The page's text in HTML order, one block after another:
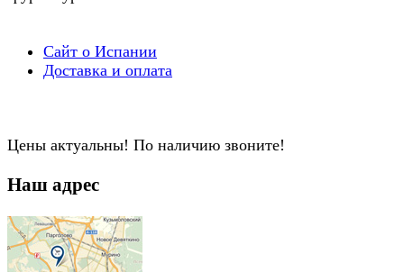
Сайт о Испании
Доставка и оплата
Цены актуальны! По наличию звоните!
Наш адрес